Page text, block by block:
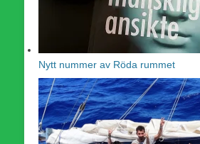
Nytt nummer av Röda rummet